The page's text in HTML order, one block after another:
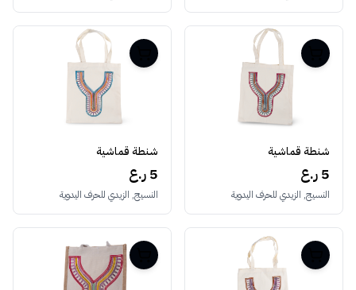
شنطة قماشية
5 ر.ع
النسيج, الزيدي للحرف اليدوية
شنطة قماشية
5 ر.ع
النسيج, الزيدي للحرف اليدوية